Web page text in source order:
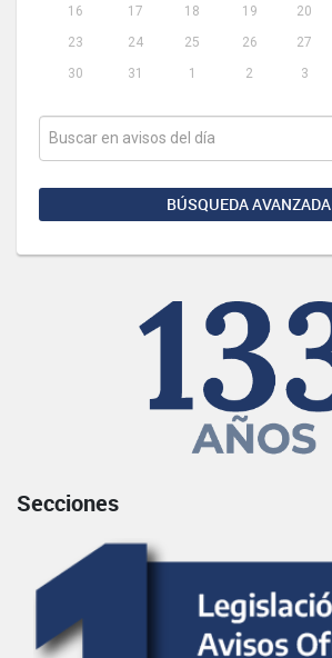
16
17 18 19 20
23
24 25 26 27
30
31 1 2 3
BÚSQUEDA AVANZADA
Secciones